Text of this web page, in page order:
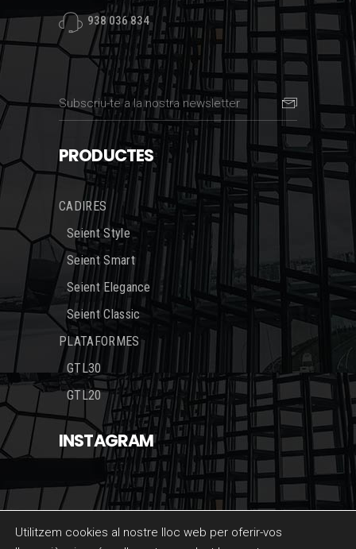
938 036 834
PRODUCTES
CADIRES
Seient Style
Seient Smart
Seient Elegance
Seient Classic
PLATAFORMES
GTL30
GTL20
INSTAGRAM
Utilitzem cookies al nostre lloc web per oferir-vos